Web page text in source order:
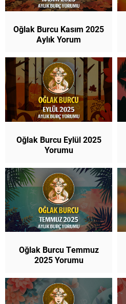
Oğlak Burcu Kasım 2025
Aylık Yorum
Oğlak Burcu Eylül 2025
Yorumu
Oğlak Burcu Temmuz
2025 Yorumu